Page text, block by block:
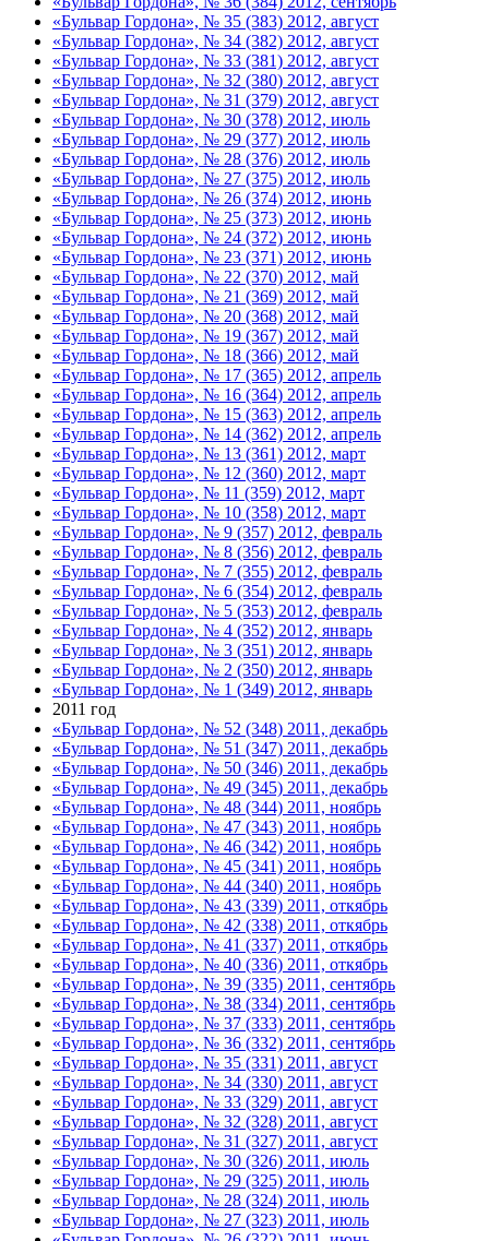
«Бульвар Гордона», № 35 (383) 2012, август
«Бульвар Гордона», № 34 (382) 2012, август
«Бульвар Гордона», № 33 (381) 2012, август
«Бульвар Гордона», № 32 (380) 2012, август
«Бульвар Гордона», № 31 (379) 2012, август
«Бульвар Гордона», № 30 (378) 2012, июль
«Бульвар Гордона», № 29 (377) 2012, июль
«Бульвар Гордона», № 28 (376) 2012, июль
«Бульвар Гордона», № 27 (375) 2012, июль
«Бульвар Гордона», № 26 (374) 2012, июнь
«Бульвар Гордона», № 25 (373) 2012, июнь
«Бульвар Гордона», № 24 (372) 2012, июнь
«Бульвар Гордона», № 23 (371) 2012, июнь
«Бульвар Гордона», № 22 (370) 2012, май
«Бульвар Гордона», № 21 (369) 2012, май
«Бульвар Гордона», № 20 (368) 2012, май
«Бульвар Гордона», № 19 (367) 2012, май
«Бульвар Гордона», № 18 (366) 2012, май
«Бульвар Гордона», № 17 (365) 2012, апрель
«Бульвар Гордона», № 16 (364) 2012, апрель
«Бульвар Гордона», № 15 (363) 2012, апрель
«Бульвар Гордона», № 14 (362) 2012, апрель
«Бульвар Гордона», № 13 (361) 2012, март
«Бульвар Гордона», № 12 (360) 2012, март
«Бульвар Гордона», № 11 (359) 2012, март
«Бульвар Гордона», № 10 (358) 2012, март
«Бульвар Гордона», № 9 (357) 2012, февраль
«Бульвар Гордона», № 8 (356) 2012, февраль
«Бульвар Гордона», № 7 (355) 2012, февраль
«Бульвар Гордона», № 6 (354) 2012, февраль
«Бульвар Гордона», № 5 (353) 2012, февраль
«Бульвар Гордона», № 4 (352) 2012, январь
«Бульвар Гордона», № 3 (351) 2012, январь
«Бульвар Гордона», № 2 (350) 2012, январь
«Бульвар Гордона», № 1 (349) 2012, январь
2011 год
«Бульвар Гордона», № 52 (348) 2011, декабрь
«Бульвар Гордона», № 51 (347) 2011, декабрь
«Бульвар Гордона», № 50 (346) 2011, декабрь
«Бульвар Гордона», № 49 (345) 2011, декабрь
«Бульвар Гордона», № 48 (344) 2011, ноябрь
«Бульвар Гордона», № 47 (343) 2011, ноябрь
«Бульвар Гордона», № 46 (342) 2011, ноябрь
«Бульвар Гордона», № 45 (341) 2011, ноябрь
«Бульвар Гордона», № 44 (340) 2011, ноябрь
«Бульвар Гордона», № 43 (339) 2011, откябрь
«Бульвар Гордона», № 42 (338) 2011, откябрь
«Бульвар Гордона», № 41 (337) 2011, откябрь
«Бульвар Гордона», № 40 (336) 2011, откябрь
«Бульвар Гордона», № 39 (335) 2011, сентябрь
«Бульвар Гордона», № 38 (334) 2011, сентябрь
«Бульвар Гордона», № 37 (333) 2011, сентябрь
«Бульвар Гордона», № 36 (332) 2011, сентябрь
«Бульвар Гордона», № 35 (331) 2011, август
«Бульвар Гордона», № 34 (330) 2011, август
«Бульвар Гордона», № 33 (329) 2011, август
«Бульвар Гордона», № 32 (328) 2011, август
«Бульвар Гордона», № 31 (327) 2011, август
«Бульвар Гордона», № 30 (326) 2011, июль
«Бульвар Гордона», № 29 (325) 2011, июль
«Бульвар Гордона», № 28 (324) 2011, июль
«Бульвар Гордона», № 27 (323) 2011, июль